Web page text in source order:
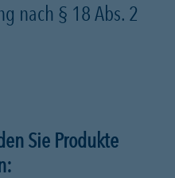
nach § 18 Abs. 2
Sie Produkte